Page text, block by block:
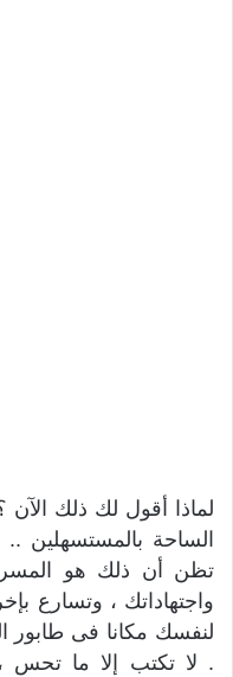
لماذا أقول لك ذلك الآن
الساحة بالمستسهلين
تظن أن ذلك هو
واجتهاداتك ، وتسارع
لنفسك مكانا فى طابور
. لا تكتب إلا ما تحس